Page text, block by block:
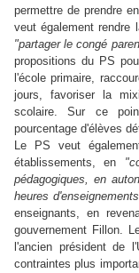
permettre de prendre
veut également rendre
"partager le congé
propositions du PS
l'école primaire,
jours, favoriser la
scolaire. Sur ce
pourcentage d'élèves
Le PS veut
établissements, en
pédagogiques, en
heures
enseignants, en
gouvernement Fillon.
l'ancien président de
contraintes plus